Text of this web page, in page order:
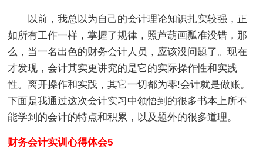
以前，我总以为自己的会计理论知识扎实较强，正
如所有工作一样，掌握了规律，照芦葫画瓢准没错，那
么，当一名出色的财务会计人员，应该没问题了。现在
才发现，会计其实更讲究的是它的实际操作性和实践
性。离开操作和实践，其它一切都为零!会计就是做账。
下面是我通过这次会计实习中领悟到的很多书本上所不
能学到的会计的特点和积累，以及题外的很多道理。
财务会计实训心得体会5